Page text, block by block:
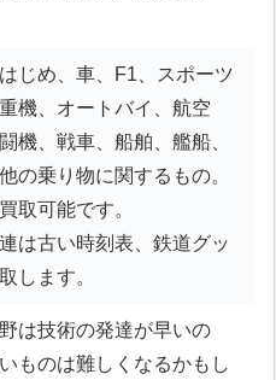
じめ、車、F1、スポーツ
機、オートバイ、航空
機、戦車、船舶、艦船、
の乗り物に関するもの。
取可能です。
は古い時刻表、鉄道グッ
します。
は技術の発達が早いの
ものは難しくなるかもし